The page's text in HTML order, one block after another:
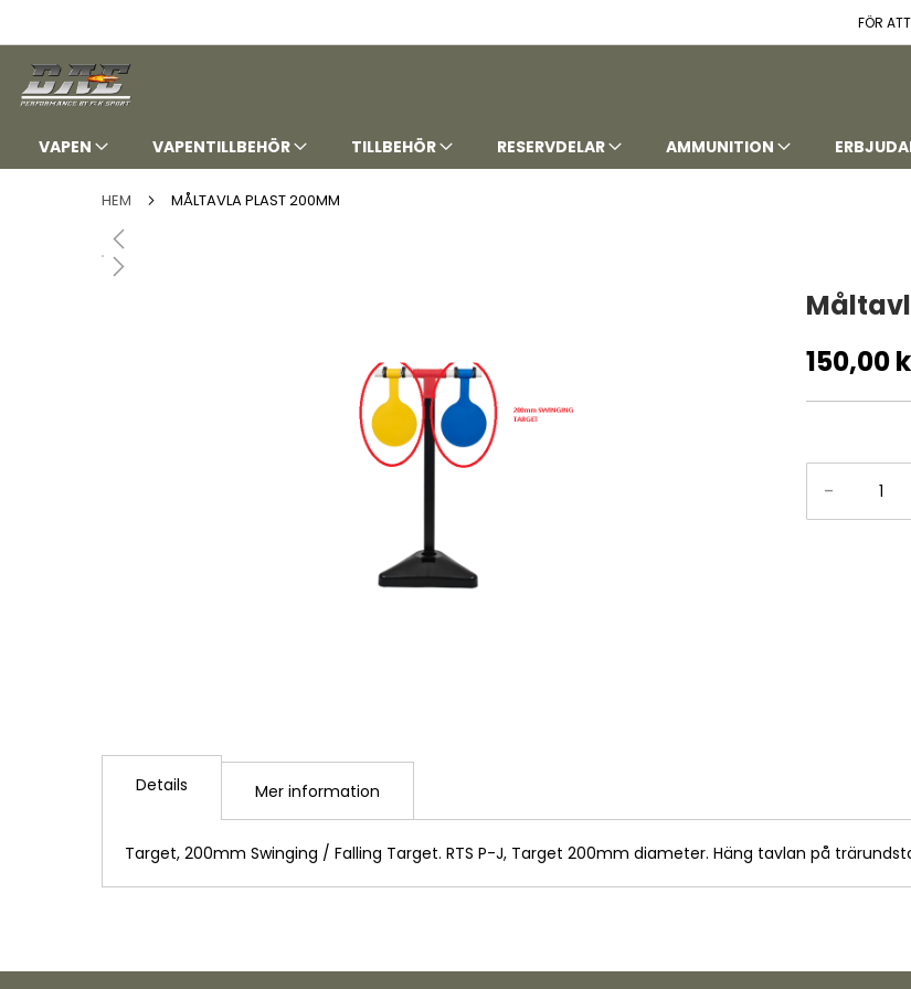
TILL
INNEHÅLLET
FÖR
VAPEN VAPENTILLBEHÖR TILLBEHÖR RESERVDELAR AMMUNITION
HEM MÅLTAVLA PLAST 200MM
Hoppa
till
slutet
början
150,00
-
Details
Target, 200mm Swinging / Falling Target. RTS P-J, Target 200mm diameter. Häng tavlan på
Mer information